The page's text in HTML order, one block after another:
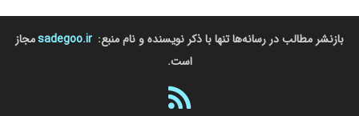
بازنشر مطالب در رسانه‌ها تنها با ذکر نویسنده و نام منبع: sadegoo.irمجاز
است.